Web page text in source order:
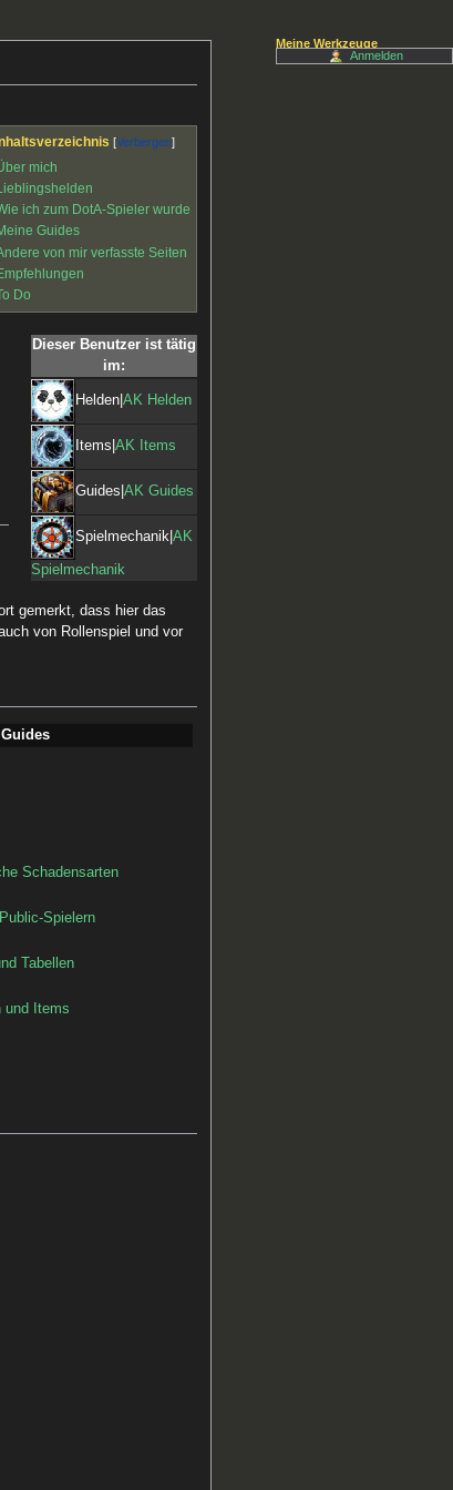
mich
ich zum DotA-Spieler wurde
Guides
von mir verfasste Seiten
Do
Dieser Benutzer ist tätig
im:
Helden| AK Helden
Items| AK Items
Guides| AK Guides
Spielmechanik| AK
Spielmechanik
gemerkt, dass hier das
von Rollenspiel und vor
Schadensarten‎
Spielern
Tabellen
und Items
Meine Werkzeuge
Anmelden